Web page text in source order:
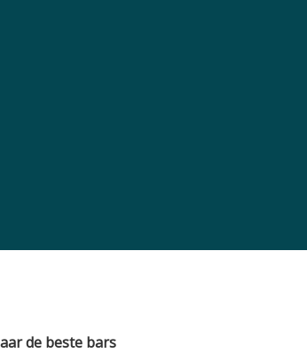
de beste bars